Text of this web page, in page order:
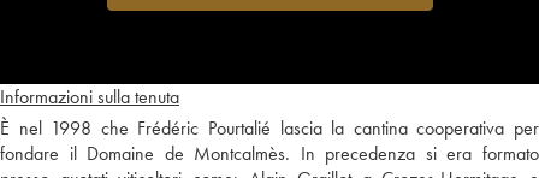
Informazioni sulla tenuta
È nel 1998 che Frédéric Pourtalié lascia la cantina cooperativa per
fondare il Domaine de Montcalmès. In precedenza si era formato